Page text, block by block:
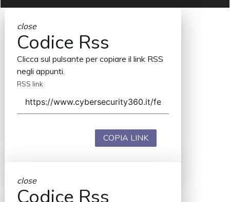
close
Codice Rss
Clicca sul pulsante per copiare il link RSS
negli appunti.
RSS link
COPIA LINK
close